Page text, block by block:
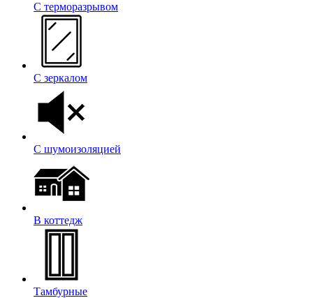
С терморазрывом
С зеркалом
С шумоизоляцией
В коттедж
Тамбурные